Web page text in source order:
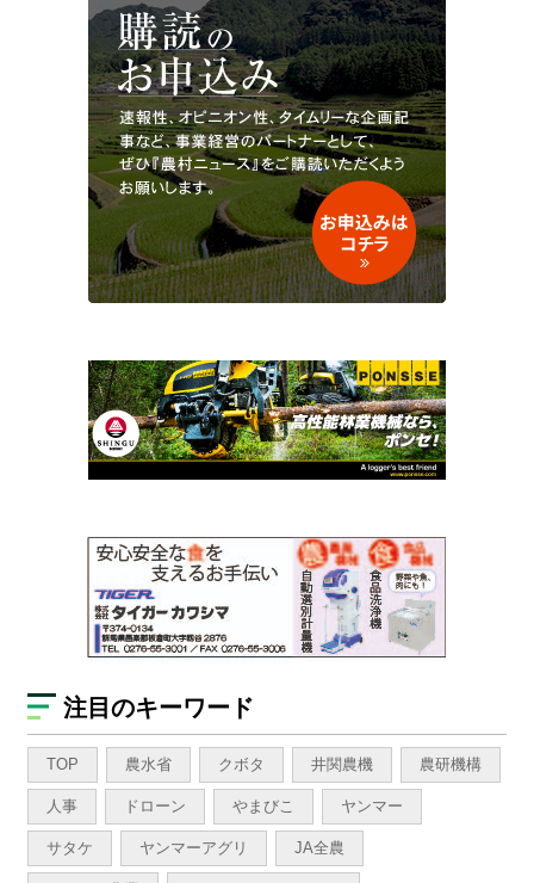
注目のキーワード
TOP 農水省 クボタ 井関農機 農研機構
人事 ドローン やまびこ ヤンマー
サタケ ヤンマーアグリ JA全農